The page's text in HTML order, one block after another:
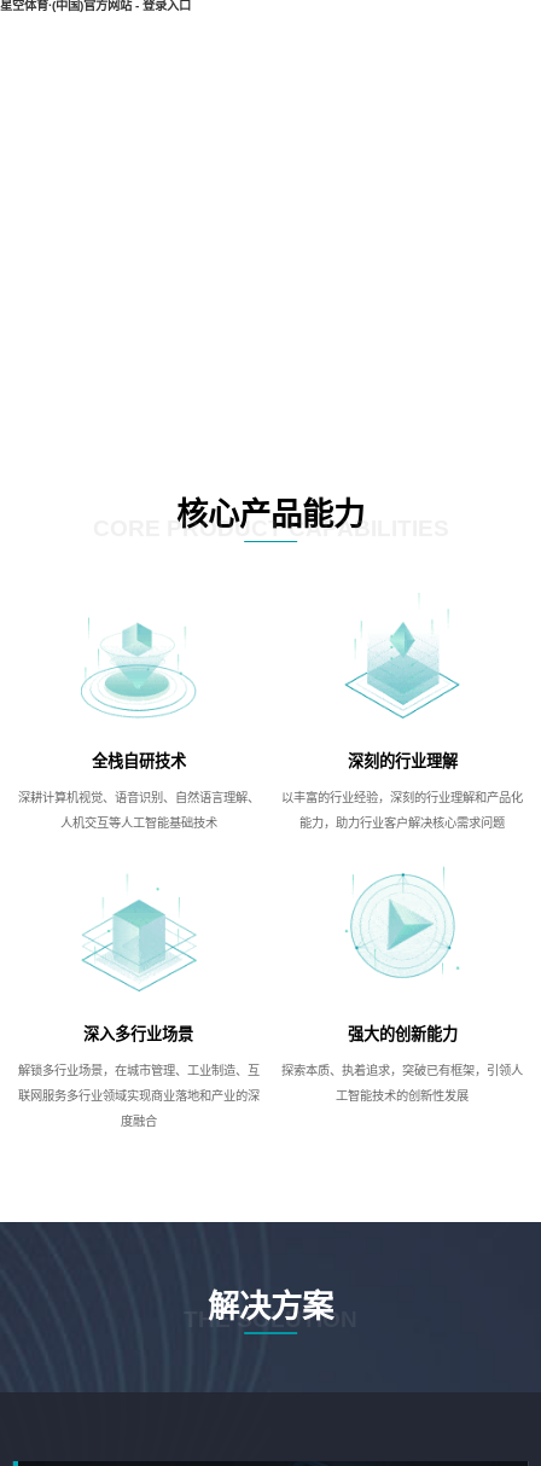
星空体育·(中国)官方网站 - 登录入口
核心产品能力
CORE PRODUCT CAPABILITIES
全栈自研技术
深耕计算机视觉、语音识别、自然语言理解、
人机交互等人工智能基础技术
深刻的行业理解
以丰富的行业经验，深刻的行业理解和产品化
能力，助力行业客户解决核心需求问题
深入多行业场景
解锁多行业场景，在城市管理、工业制造、互
联网服务多行业领域实现商业落地和产业的深
度融合
强大的创新能力
探索本质、执着追求，突破已有框架，引领人
工智能技术的创新性发展
解决方案
THE SOLUTION